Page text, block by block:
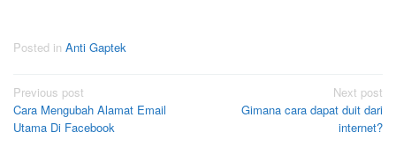
Posted in Anti Gaptek
Post
navigation
Previous post
Cara Mengubah Alamat Email
Utama Di Facebook
Next post
Gimana cara dapat duit dari
internet?